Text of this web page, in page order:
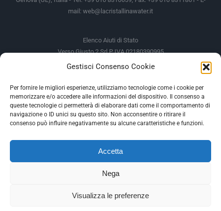
Gestisci Consenso Cookie
Per fornire le migliori esperienze, utilizziamo tecnologie come i cookie per
memorizzare e/o accedere alle informazioni del dispositivo. Il consenso a
queste tecnologie ci permetterà di elaborare dati come il comportamento di
navigazione o ID unici su questo sito. Non acconsentire o ritirare il
consenso può influire negativamente su alcune caratteristiche e funzioni.
Accetta
Nega
Visualizza le preferenze
mail: web@lacristallinawater.it
Elenco Aiuti di Stato
Verso Giusto 2 Srl P IVA 02180390995
Soggetto Erogante
Somma Incassata
Agenzia delle Entrate
49.338,00 €
Agenzia delle Entrate
49.338,00 €
M.I.S.E
935,34 €
Gli altri aiuti di Stato sono consultabili sul REGISTRO NAZIONALE
--